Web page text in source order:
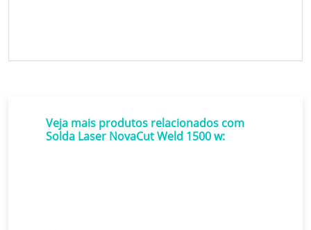
Veja mais produtos relacionados com
Solda Laser NovaCut Weld 1500 w: